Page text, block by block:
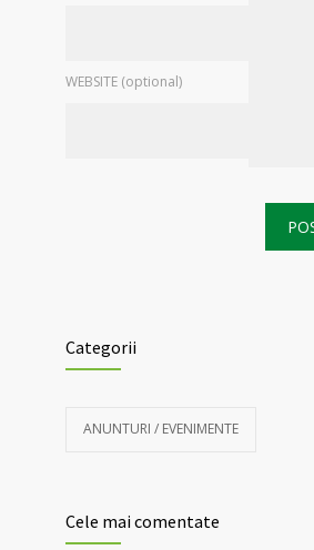
WEBSITE (optional)
Categorii
ANUNTURI / EVENIMENTE
Cele mai comentate